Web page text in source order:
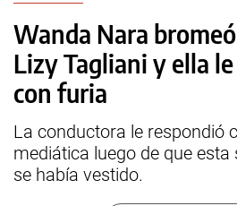
Wanda Nara
Lizy Tagliani y ella
con furia
La conductora le respondió
mediática luego de que
se había vestido.